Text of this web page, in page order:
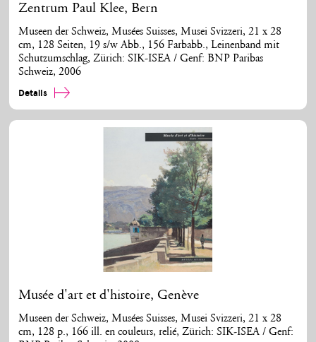
Zentrum Paul Klee, Bern
Museen der Schweiz, Musées Suisses, Musei Svizzeri, 21 x 28
cm, 128 Seiten, 19 s/w Abb., 156 Farbabb., Leinenband mit
Schutzumschlag, Zürich: SIK-ISEA / Genf: BNP Paribas
Schweiz, 2006
Details
Musée d'art et d'histoire, Genève
Museen der Schweiz, Musées Suisses, Musei Svizzeri, 21 x 28
cm, 128 p., 166 ill. en couleurs, relié, Zürich: SIK-ISEA / Genf: